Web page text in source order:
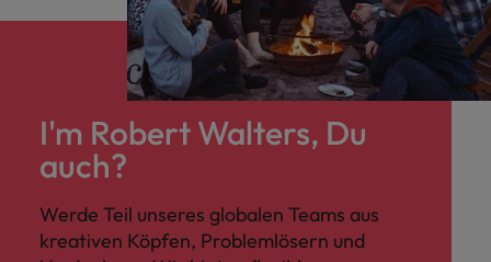
I'm Robert Walters, Du
auch?
Werde Teil unseres globalen Teams aus
kreativen Köpfen, Problemlösern und